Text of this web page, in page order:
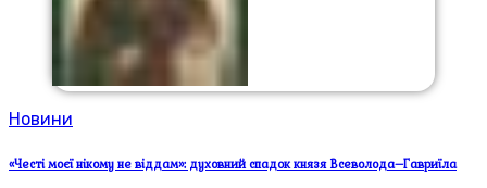
Новини
«Честі моєї нікому не віддам»: духовний спадок князя Всеволода–Гавриїла